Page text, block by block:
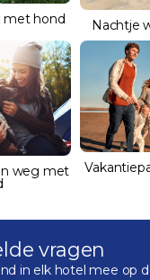
met hond Nachtje
weg met
vragen
in elk hotel mee op